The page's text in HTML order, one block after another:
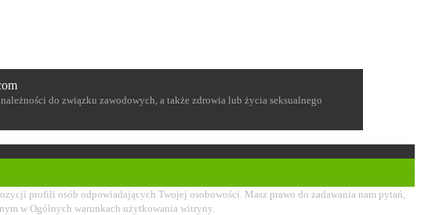
do związku zawodowych, a także zdrowia lub życia seksualnego
profili osób odpowiadających Twojej osobowości. Masz prawo do zadawania nam pytań,
w Ogólnych warunkach użytkowania witryny.